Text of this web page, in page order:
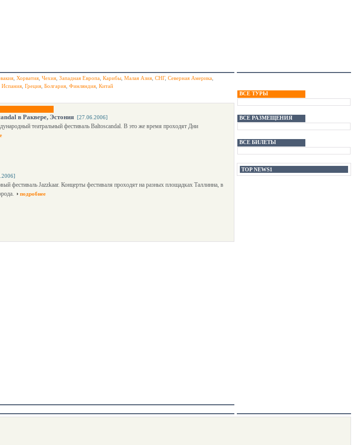
Хорватия Чехия Западная Европа Карибы Малая Азия СНГ, Северная Америка
Испания Греция Болгария Финляндия Китай
в Раквере, Эстония [27.06.2006]
театральный фестиваль Baltoscandal. В это же время проходят Дни
фестиваль Jazzkaar. Концерты фестиваля проходят на разных площадках Таллинна, в
подробнее
ВСЕ ТУРЫ
ВСЕ РАЗМЕЩЕНИЯ
ВСЕ БИЛЕТЫ
TOP NEWS1